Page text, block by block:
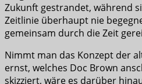
Zukunft gestrandet, während
Zeitlinie überhaupt nie
gemeinsam durch die Zeit
Nimmt man das Konzept der
ernst, welches Doc Brown
skizziert, wäre es darüber